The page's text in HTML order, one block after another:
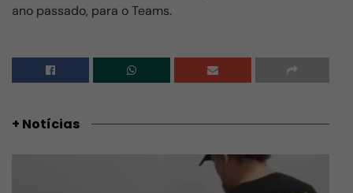
ano passado, para o Teams.
+ Notícias